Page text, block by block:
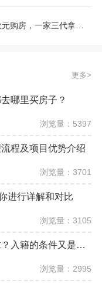
希腊移民条件及费用：25万欧元购房，一家三代拿永居
更多
哪里买房子？
浏览量：5397
程及项目优势介绍
浏览量：3701
进行详解和对比
浏览量：3105
葡萄牙永居移民需满足何种要求？入籍的条件又是什么？
浏览量：2995